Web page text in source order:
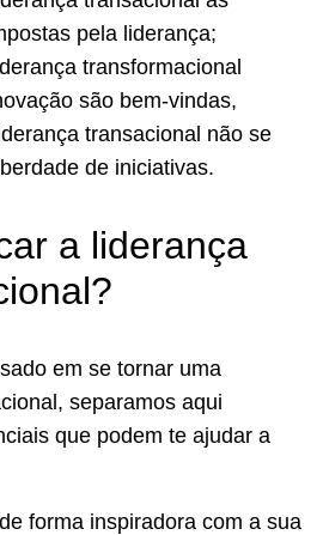
pela liderança;
transformacional
são bem-vindas,
transacional não se
de iniciativas.
a liderança
em se tornar uma
separamos aqui
que podem te ajudar a
forma inspiradora com a sua